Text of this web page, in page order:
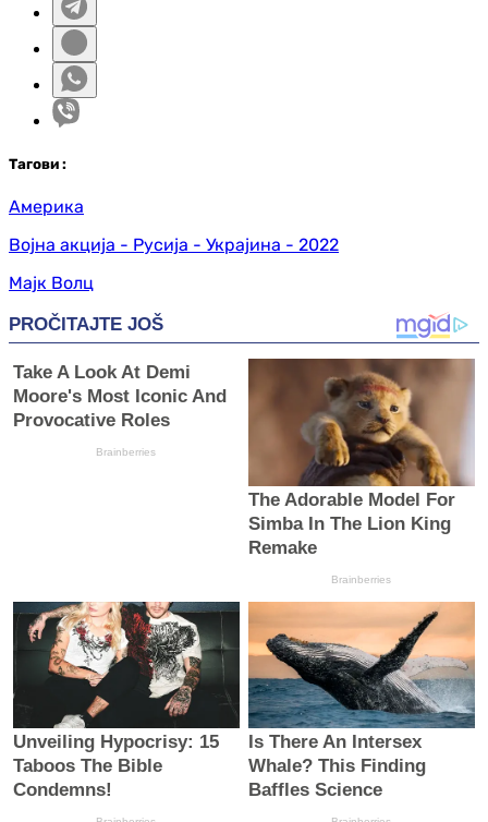
Тагови :
Америка
Војна акција - Русија - Украјина - 2022
Мајк Волц